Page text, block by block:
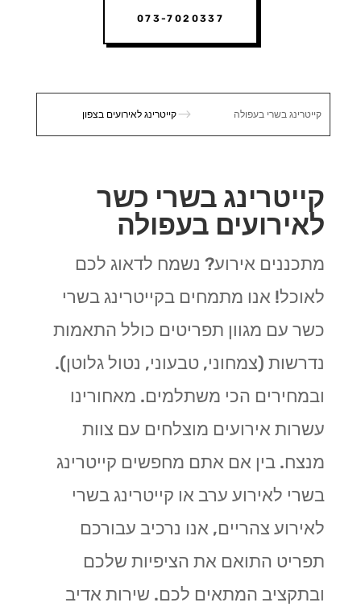
073-7020337
$ קייטרינג לאירועים בצפון קייטרינג בשרי בעפולה
קייטרינג בשרי כשר
לאירועים בעפולה
מתכננים אירוע? נשמח לדאוג לכם
לאוכל! אנו מתמחים בקייטרינג בשרי
כשר עם מגוון תפריטים כולל התאמות
נדרשות (צמחוני, טבעוני, נטול גלוטן).
ובמחירים הכי משתלמים. מאחורינו
עשרות אירועים מוצלחים עם צוות
מנצח. בין אם אתם מחפשים קייטרינג
בשרי לאירוע ערב או קייטרינג בשרי
לאירוע צהריים, אנו נרכיב עבורכם
תפריט התואם את הציפיות שלכם
ובתקציב המתאים לכם. שירות אדיב